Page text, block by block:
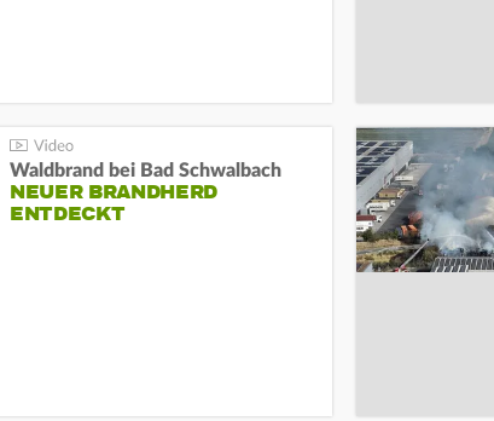
Waldbrand bei Bad Schwalbach
NEUER BRANDHERD
ENTDECKT